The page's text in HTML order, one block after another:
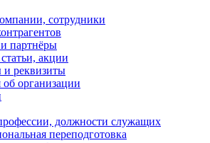
сотрудники
партнёры
акции
и реквизиты
организации
должности служащих
переподготовка